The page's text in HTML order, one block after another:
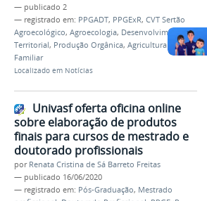
— publicado 25/11/2020
— registrado em: PPGADT, PPGExR, CVT Sertão
Agroecológico, Agroecologia, Desenvolvimento
Territorial, Produção Orgânica, Agricultura
Familiar
Localizado em Notícias
Univasf oferta oficina online
sobre elaboração de produtos
finais para cursos de mestrado e
doutorado profissionais
por Renata Cristina de Sá Barreto Freitas
— publicado 16/06/2020
— registrado em: Pós-Graduação, Mestrado